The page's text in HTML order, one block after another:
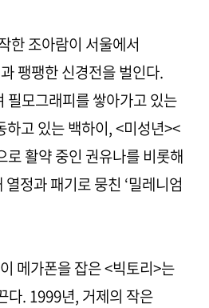
한 조아람이 서울에서
팽팽한 신경전을 벌인다.
필모그래피를 쌓아가고 있는
고 있는 백하이, <미성년><
활약 중인 권유나를 비롯해
정과 패기로 뭉친 ‘밀레니엄
메가폰을 잡은 <빅토리>는
다. 1999년, 거제의 작은